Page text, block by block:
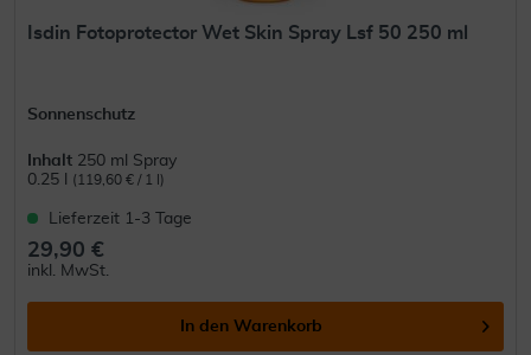
Isdin Fotoprotector Wet Skin Spray Lsf 50 250 ml
Sonnenschutz
Inhalt 250 ml Spray
0.25 l
(119,60 € / 1 l)
Lieferzeit 1-3 Tage
29,90 €
inkl. MwSt.
In den Warenkorb